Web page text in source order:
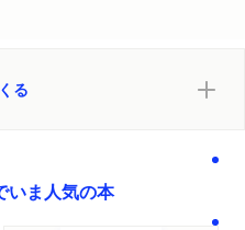
る
いま人気の本